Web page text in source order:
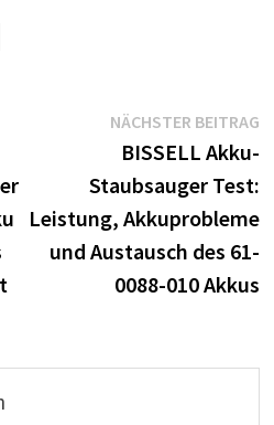
NÄCHSTER BEITRAG
BISSELL Akku-
Staubsauger Test:
Leistung, Akkuprobleme
und Austausch des 61-
0088-010 Akkus